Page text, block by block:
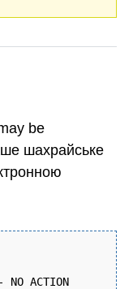
be
шахрайське
NO ACTION